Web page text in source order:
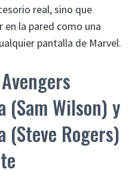
real, sino que
la pared como una
pantalla de Marvel.
(Sam Wilson) y
(Steve Rogers)